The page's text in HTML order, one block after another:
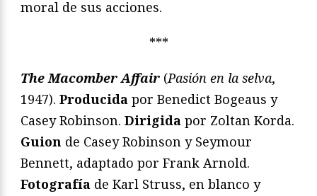
moral de sus acciones.
***
The Macomber Affair (Pasión en la selva,
1947). Producida por Benedict Bogeaus y
Casey Robinson. Dirigida por Zoltan Korda.
Guion de Casey Robinson y Seymour
Bennett, adaptado por Frank Arnold.
Fotografía de Karl Struss, en blanco y